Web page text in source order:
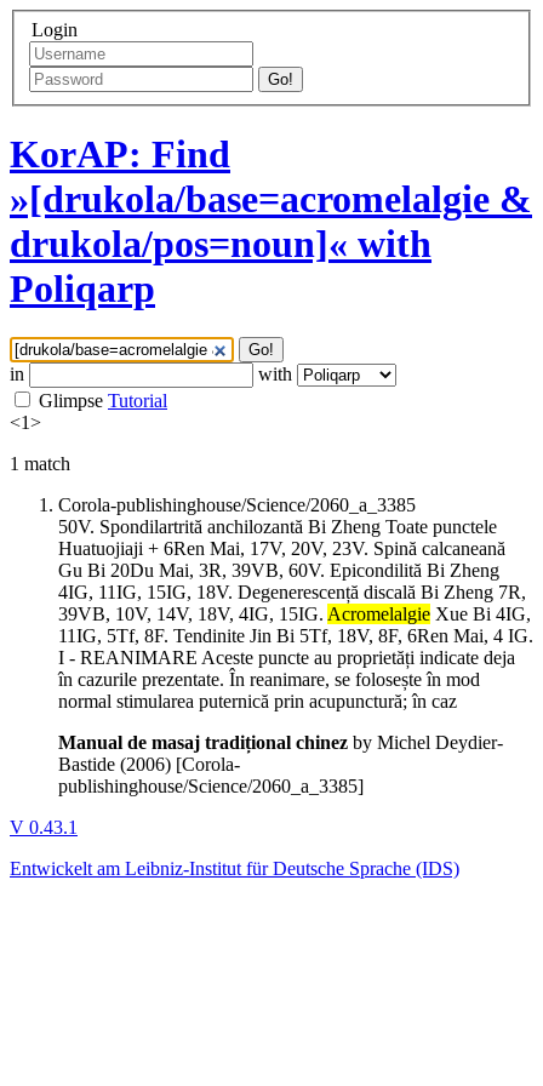
Login
Go!
KorAP: Find
»[drukola/base=acromelalgie &
drukola/pos=noun]« with
Poliqarp
Go!
in
with
Glimpse Tutorial
<1>
1 match
Corola-publishinghouse/Science/2060_a_3385
50V. Spondilartrită anchilozantă Bi Zheng Toate punctele
Huatuojiaji + 6Ren Mai, 17V, 20V, 23V. Spină calcaneană
Gu Bi 20Du Mai, 3R, 39VB, 60V. Epicondilită Bi Zheng
4IG, 11IG, 15IG, 18V. Degenerescență discală Bi Zheng 7R,
39VB, 10V, 14V, 18V, 4IG, 15IG. Acromelalgie Xue Bi 4IG,
11IG, 5Tf, 8F. Tendinite Jin Bi 5Tf, 18V, 8F, 6Ren Mai, 4 IG.
I - REANIMARE Aceste puncte au proprietăți indicate deja
în cazurile prezentate. În reanimare, se folosește în mod
normal stimularea puternică prin acupunctură; în caz
Manual de masaj tradițional chinez by Michel Deydier-
Bastide (2006) [Corola-
publishinghouse/Science/2060_a_3385]
V 0.43.1
Entwickelt am Leibniz-Institut für Deutsche Sprache (IDS)